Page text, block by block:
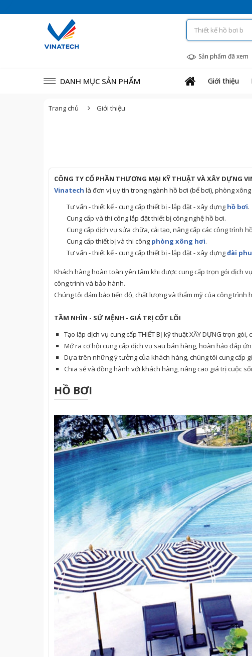
Sản phẩm đã xem
DANH MỤC SẢN PHẨM Giới thiệu
Trang chủ Giới thiệu
CÔNG TY CỔ PHẦN THƯƠNG MẠI KỸ THUẬT VÀ XÂY DỰNG
Vinatech là đơn vị uy tín trong ngành hồ bơi (bể bơi), phòng
Tư vấn - thiết kế - cung cấp thiết bị - lắp đặt - xây dựng hồ bơi.
Cung cấp và thi công lắp đặt thiết bị công nghệ hồ bơi.
Cung cấp dịch vụ sửa chữa, cải tạo, nâng cấp các công trình
Cung cấp thiết bị và thi công phòng xông hơi.
Tư vấn - thiết kế - cung cấp thiết bị - lắp đặt - xây dựngđài
Khách hàng hoàn toàn yên tâm khi được cung cấp trọn gói dịch
công trình và bảo hành.
Chúng tôi đảm bảo tiến độ, chất lượng và thẩm mỹ của công
TẦM NHÌN - SỨ MỆNH - GIÁ TRỊ CỐT LÕI
Tạo lập dịch vụ cung cấp THIẾT BỊ kỹ thuật XÂY DỰNG trọn
Mở ra cơ hội cung cấp dịch vụ sau bán hàng, hoàn hảo đáp
Dựa trên những ý tưởng của khách hàng, chúng tôi cung cấp
Chia sẻ và đồng hành với khách hàng, nâng cao giá trị cuộc
HỒ BƠI